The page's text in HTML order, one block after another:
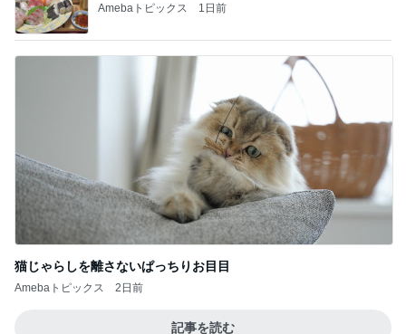
Amebaトピックス 1日前
猫じゃらしを離さないぱっちりお目目
Amebaトピックス 2日前
記事を読む